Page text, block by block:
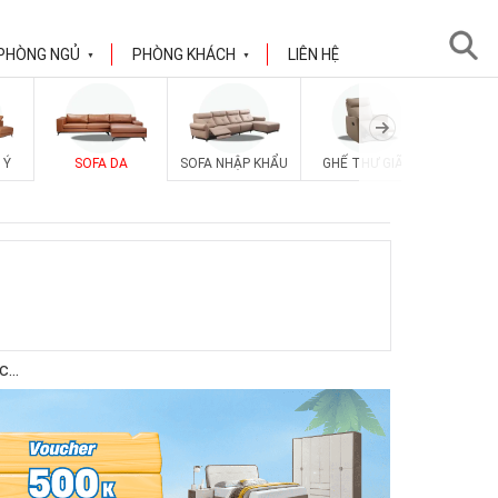
NGỦ ▼ PHÒNG KHÁCH ▼ LIÊN HỆ
Ý SOFA DA SOFA NHẬP KHẨU GHẾ THƯ GIÃN
...